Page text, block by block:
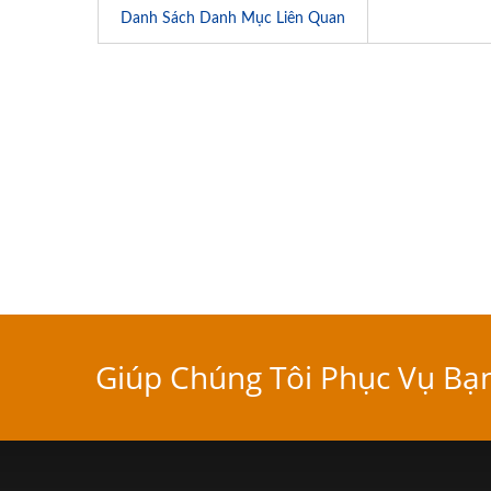
Danh Sách Danh Mục Liên Quan
Giúp Chúng Tôi Phục Vụ